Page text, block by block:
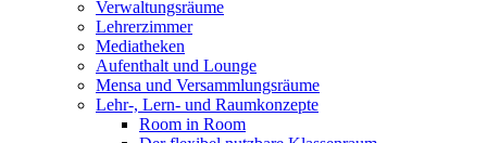
Verwaltungsräume
Lehrerzimmer
Mediatheken
Aufenthalt und Lounge
Mensa und Versammlungsräume
Lehr-, Lern- und Raumkonzepte
Room in Room